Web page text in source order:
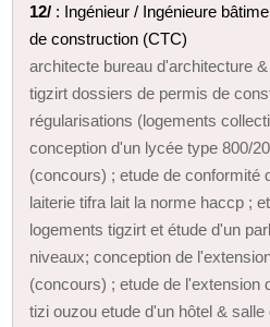
12/ : Ingénieur / Ingénieure
de construction (CTC)
architecte bureau d'architecture
tigzirt dossiers de permis de
régularisations (logements
conception d'un lycée type 800/
(concours) ; etude de conformité
laiterie tifra lait la norme haccp ;
logements tigzirt et étude d'un
niveaux; conception de
(concours) ; etude de l'extension
tizi ouzou etude d'un hôtel &